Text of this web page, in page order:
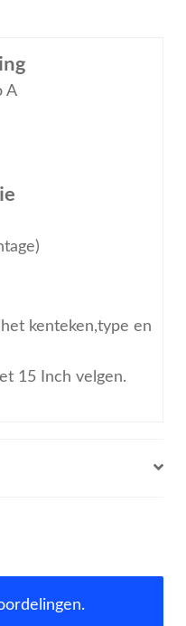
A
kenteken,type en
15 Inch velgen.